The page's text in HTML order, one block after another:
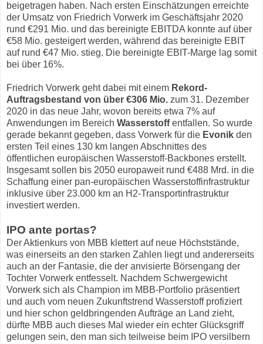
beigetragen haben. Nach ersten Einschätzungen erreichte
der Umsatz von Friedrich Vorwerk im Geschäftsjahr 2020
rund €291 Mio. und das bereinigte EBITDA konnte auf über
€58 Mio. gesteigert werden, während das bereinigte EBIT
auf rund €47 Mio. stieg. Die bereinigte EBIT-Marge lag somit
bei über 16%.
Friedrich Vorwerk geht dabei mit einem Rekord-
Auftragsbestand von über €306 Mio. zum 31. Dezember
2020 in das neue Jahr, wovon bereits etwa 7% auf
Anwendungen im Bereich Wasserstoffentfallen. So wurde
gerade bekannt gegeben, dass Vorwerk für die Evonik den
ersten Teil eines 130 km langen Abschnittes des
öffentlichen europäischen Wasserstoff-Backbones erstellt.
Insgesamt sollen bis 2050 europaweit rund €488 Mrd. in die
Schaffung einer pan-europäischen Wasserstoffinfrastruktur
inklusive über 23.000 km an H2-Transportinfrastruktur
investiert werden.
IPO ante portas?
Der Aktienkurs von MBB klettert auf neue Höchststände,
was einerseits an den starken Zahlen liegt und andererseits
auch an der Fantasie, die der anvisierte Börsengang der
Tochter Vorwerk entfesselt. Nachdem Schwergewicht
Vorwerk sich als Champion im MBB-Portfolio präsentiert
und auch vom neuen Zukunftstrend Wasserstoff profiziert
und hier schon geldbringenden Aufträge an Land zieht,
dürfte MBB auch dieses Mal wieder ein echter Glücksgriff
gelungen sein, den man sich teilweise beim IPO versilbern